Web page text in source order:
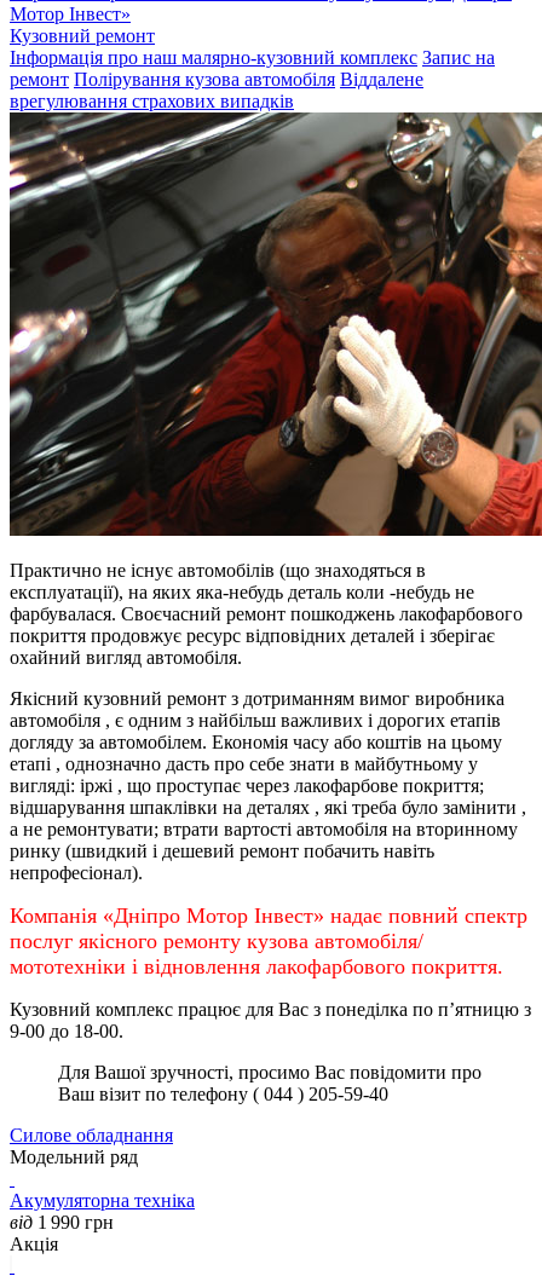
Мотор Інвест»
Кузовний ремонт
Інформація про наш малярно-кузовний комплекс Запис на
ремонт Полірування кузова автомобіля Віддалене
врегулювання страхових випадків
Практично не існує автомобілів (що знаходяться в
експлуатації), на яких яка-небудь деталь коли -небудь не
фарбувалася. Своєчасний ремонт пошкоджень лакофарбового
покриття продовжує ресурс відповідних деталей і зберігає
охайний вигляд автомобіля.
Якісний кузовний ремонт з дотриманням вимог виробника
автомобіля , є одним з найбільш важливих і дорогих етапів
догляду за автомобілем. Економія часу або коштів на цьому
етапі , однозначно дасть про себе знати в майбутньому у
вигляді: іржі , що проступає через лакофарбове покриття;
відшарування шпаклівки на деталях , які треба було замінити ,
а не ремонтувати; втрати вартості автомобіля на вторинному
ринку (швидкий і дешевий ремонт побачить навіть
непрофесіонал).
Компанія «Дніпро Мотор Інвест» надає повний спектр
послуг якісного ремонту кузова автомобіля/
мототехніки і відновлення лакофарбового покриття.
Кузовний комплекс працює для Вас з понеділка по п’ятницю з
9-00 до 18-00.
Для Вашої зручності, просимо Вас повідомити про
Ваш візит по телефону ( 044 ) 205-59-40
Силове обладнання
Модельний ряд
Акумуляторна техніка
від 1 990 грн
Акція